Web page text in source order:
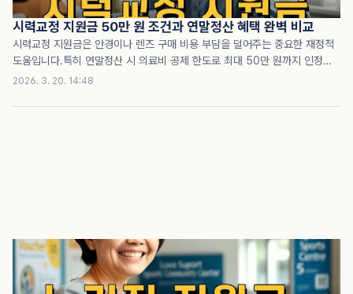
시력교정 지원금 50만 원 조건과 연말정산 혜택 완벽 비교
시력교정 지원금은 안경이나 렌즈 구매 비용 부담을 덜어주는 중요한 재정적
도움입니다.특히 연말정산 시 의료비 공제 한도로 최대 50만 원까지 인정받
을 수 있어 실질적인 절세 효과가 큽니다.시력교정 지원금의 신청 조건과 대
합니다.시력교정 지원금 개념과 대상시력교정 지원금은 시력 향상을 위한 의
2026. 3. 20. 14:48